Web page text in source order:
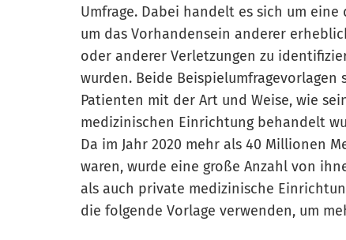
Umfrage. Dabei handelt es sich um
um das Vorhandensein anderer
oder anderer Verletzungen zu
wurden. Beide
Patienten mit der Art und Weise, wie
medizinischen Einrichtung behandelt
Da im Jahr 2020 mehr als 40 Millionen
waren, wurde eine große Anzahl von
als auch private medizinische
die folgende Vorlage verwenden, um